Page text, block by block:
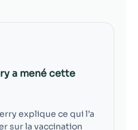
a mené cette
explique ce qui l’a
sur la vaccination